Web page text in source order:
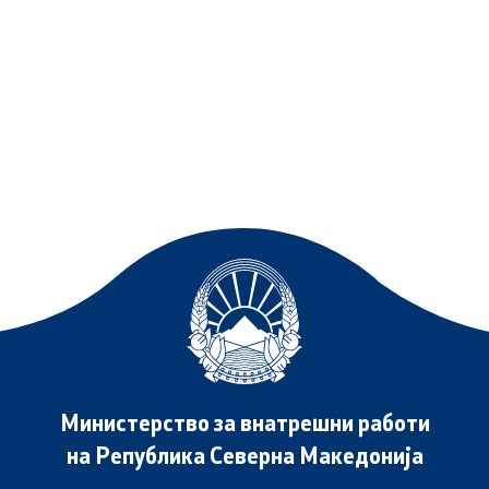
Министерство за внатрешни работи
на Република Северна Македонија